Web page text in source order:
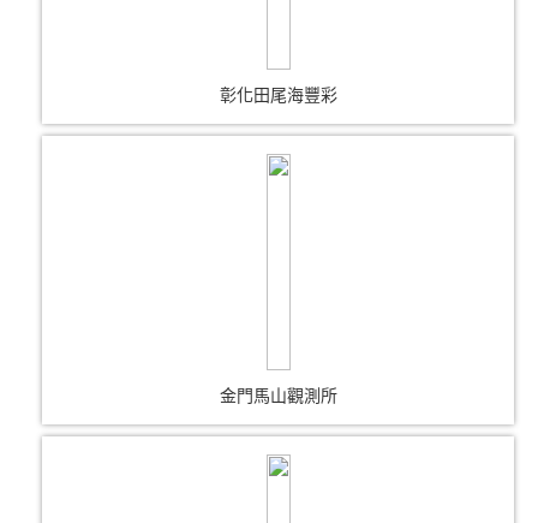
彰化田尾海豐彩
金門馬山觀測所